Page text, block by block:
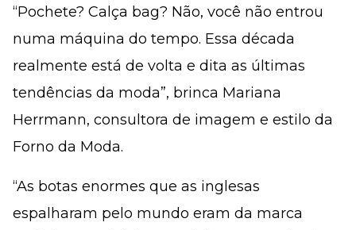
“Pochete? Calça bag? Não, você não entrou
numa máquina do tempo. Essa década
realmente está de volta e dita as últimas
tendências da moda”, brinca Mariana
Herrmann, consultora de imagem e estilo da
Forno da Moda.
“As botas enormes que as inglesas
espalharam pelo mundo eram da marca